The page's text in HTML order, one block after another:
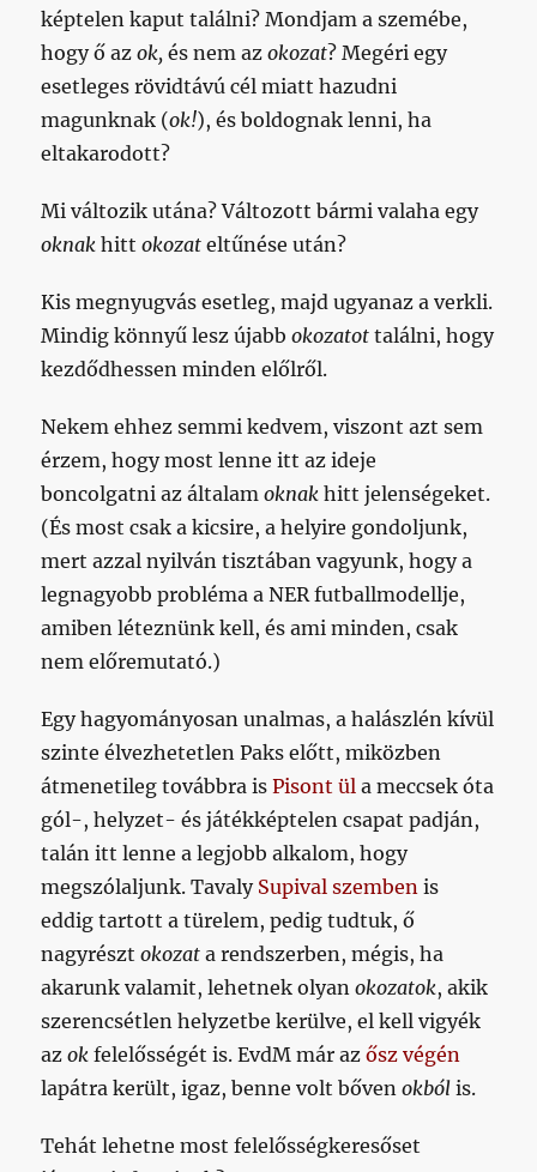
képtelen kaput találni? Mondjam a szemébe,
hogy ő azok, és nem azokozat? Megéri egy
esetleges rövidtávú cél miatt hazudni
magunknak (ok!), és boldognak lenni, ha
eltakarodott?
Mi változik utána? Változott bármi valaha egy
oknak hittokozat eltűnése után?
Kis megnyugvás esetleg, majd ugyanaz a verkli.
Mindig könnyű lesz újabbokozatot találni, hogy
kezdődhessen minden előlről.
Nekem ehhez semmi kedvem, viszont azt sem
érzem, hogy most lenne itt az ideje
boncolgatni az általamoknak hitt jelenségeket.
(És most csak a kicsire, a helyire gondoljunk,
mert azzal nyilván tisztában vagyunk, hogy a
legnagyobb probléma a NER futballmodellje,
amiben léteznünk kell, és ami minden, csak
nem előremutató.)
Egy hagyományosan unalmas, a halászlén kívül
szinte élvezhetetlen Paks előtt, miközben
átmenetileg továbbra isPisont ül a meccsek óta
gól-, helyzet- és játékképtelen csapat padján,
talán itt lenne a legjobb alkalom, hogy
megszólaljunk. Tavaly Supival szemben is
eddig tartott a türelem, pedig tudtuk, ő
nagyrésztokozat a rendszerben, mégis, ha
akarunk valamit, lehetnek olyanokozatok, akik
szerencsétlen helyzetbe kerülve, el kell vigyék
azok felelősségét is. EvdM már azősz végén
lapátra került, igaz, benne volt bővenokból is.
Tehát lehetne most felelősségkeresőset